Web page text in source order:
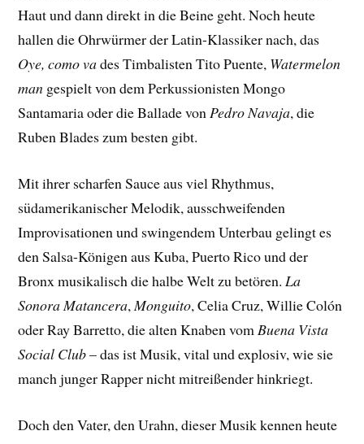
Haut und dann direkt in die Beine geht. Noch heute
hallen die Ohrwürmer der Latin-Klassiker nach, das
Oye, como vades Timbalisten Tito Puente, Watermelon
man gespielt von dem Perkussionisten Mongo
Santamaria oder die Ballade vonPedro Navaja, die
Ruben Blades zum besten gibt.
Mit ihrer scharfen Sauce aus viel Rhythmus,
südamerikanischer Melodik, ausschweifenden
Improvisationen und swingendem Unterbau gelingt es
den Salsa-Königen aus Kuba, Puerto Rico und der
Bronx musikalisch die halbe Welt zu betören.La
Sonora Matancera,Monguito, Celia Cruz, Willie Colón
oder Ray Barretto, die alten Knaben vomBuena Vista
Social Club– das ist Musik, vital und explosiv, wie sie
manch junger Rapper nicht mitreißender hinkriegt.
Doch den Vater, den Urahn, dieser Musik kennen heute